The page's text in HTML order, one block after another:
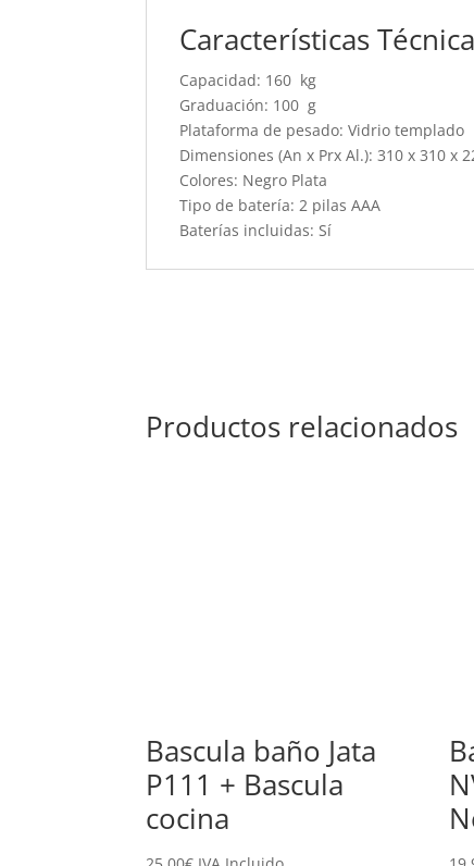
Características
Capacidad: 160 kg
Graduación: 100 g
Plataforma de pesado: Vidrio templado
Dimensiones (An x Prx Al.): 310 x 310 x
Colores: Negro Plata
Tipo de batería: 2 pilas AAA
Baterías incluidas: Sí
Productos relacionados
Bascula baño Jata
P111 + Bascula
cocina